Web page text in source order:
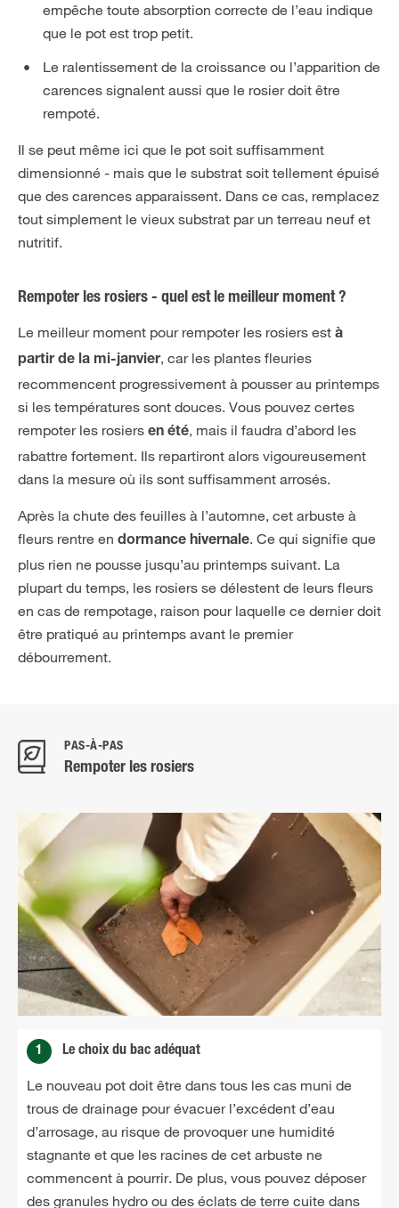
empêche toute absorption correcte de l’eau indique
que le pot est trop petit.
Le ralentissement de la croissance ou l’apparition de
carences signalent aussi que le rosier doit être
rempoté.
Il se peut même ici que le pot soit suffisamment
dimensionné - mais que le substrat soit tellement épuisé
que des carences apparaissent. Dans ce cas, remplacez
tout simplement le vieux substrat par un terreau neuf et
nutritif.
Rempoter les rosiers - quel est le meilleur moment ?
Le meilleur moment pour rempoter les rosiers est à
partir de la mi-janvier, car les plantes fleuries
recommencent progressivement à pousser au printemps
si les températures sont douces. Vous pouvez certes
rempoter les rosiers en été, mais il faudra d’abord les
rabattre fortement. Ils repartiront alors vigoureusement
dans la mesure où ils sont suffisamment arrosés.
Après la chute des feuilles à l’automne, cet arbuste à
fleurs rentre en dormance hivernale. Ce qui signifie que
plus rien ne pousse jusqu’au printemps suivant. La
plupart du temps, les rosiers se délestent de leurs fleurs
en cas de rempotage, raison pour laquelle ce dernier doit
être pratiqué au printemps avant le premier
débourrement.
PAS-À-PAS
Rempoter les rosiers
1 Le choix du bac adéquat
Le nouveau pot doit être dans tous les cas muni de
trous de drainage pour évacuer l’excédent d’eau
d’arrosage, au risque de provoquer une humidité
stagnante et que les racines de cet arbuste ne
commencent à pourrir. De plus, vous pouvez déposer
des granules hydro ou des éclats de terre cuite dans